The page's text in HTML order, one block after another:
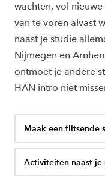
wachten, vol
van te voren alvast
naast je studie
Nijmegen en
ontmoet je andere
HAN intro niet
Maak een flitsende
Activiteiten naast je